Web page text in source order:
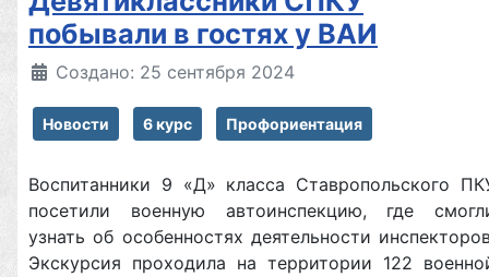
побывали в гостях у ВАИ
Создано: 25 сентября 2024
Новости 6 курс Профориентация
Воспитанники 9 «Д» класса Ставропольского
посетили военную автоинспекцию, где
узнать об особенностях деятельности
Экскурсия проходила на территории 122